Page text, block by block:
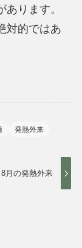
ります。
対的ではあ
発熱外来
8月の発熱外来